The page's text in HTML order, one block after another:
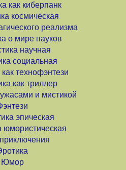
как киберпанк
космическая
реализма
о мире пауков
научная
социальная
технофэнтези
как триллер
и мистикой
эпическая
юмористическая
Юмор